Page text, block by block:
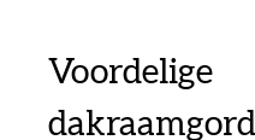
Voordelige